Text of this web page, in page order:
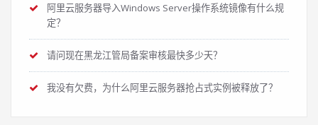
阿里云服务器导入Windows Server操作系统镜像有什么规
定？
请问现在黑龙江管局备案审核最快多少天？
我没有欠费，为什么阿里云服务器抢占式实例被释放了？